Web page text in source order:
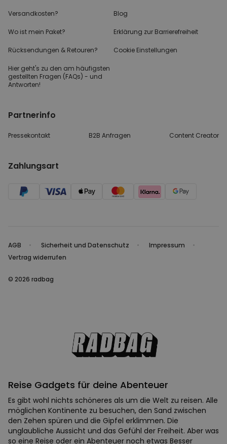
Versandkosten?
Wo ist mein Paket?
Rücksendungen & Retouren?
Hier geht's zu den am häufigsten
gestellten Fragen (FAQs) - und
Antworten!
Blog
Erklärung zur Barrierefreiheit
Cookie Einstellungen
Partnerinfo
Pressekontakt B2B Anfragen Content Creator
Zahlungsart
AGB Sicherheit und Datenschutz
Impressum
Vertrag widerrufen
© 2026 radbag
Reise Gadgets für deine Abenteuer
Es gibt wohl nichts schöneres als um die Welt zu reisen. Alle
möglichen Kontinente zu besuchen, den Sand zwischen
den Zehen spüren und die Gipfel erklimmen. Die
unglaubliche Aussicht und das Gefühl der Freiheit. Aber was
so eine Reise oder ein Abenteuer noch etwas Besser